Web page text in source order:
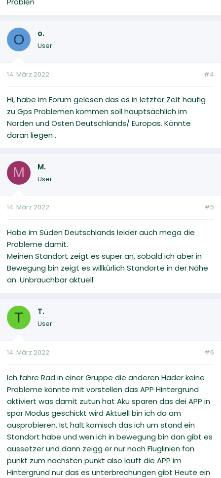
O o.
User
14. März 2022 #4
Hi, habe im Forum gelesen das es in letzter Zeit häufig
zu Gps Problemen kommen soll hauptsächlich im
Norden und Osten Deutschlands/ Europas. Könnte
daran liegen .
M M.
User
14. März 2022 #5
Habe im Süden Deutschlands leider auch mega die
Probleme damit.
Meinen Standort zeigt es super an, sobald ich aber in
Bewegung bin zeigt es willkürlich Standorte in der Nähe
an. Unbrauchbar aktuell
T T.
User
14. März 2022 #6
Ich fahre Rad in einer Gruppe die anderen Hader keine
Probleme könnte mit vorstellen das APP Hintergrund
aktiviert was damit zutun hat Aku sparen das dei APP in
spar Modus geschickt wird Aktuell bin ich da am
ausprobieren. Ist halt komisch das ich um stand ein
Standort habe und wen ich in bewegung bin dan gibt es
aussetzer und dann zeigg er nur noch Fluglinien fon
punkt zum nächsten punkt also läuft die APP im
Hintergrund nur das es unterbrechungen gibt Heute ein